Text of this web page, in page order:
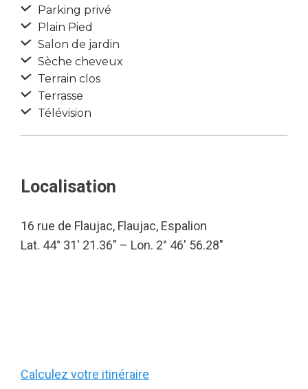
Parking privé
Plain Pied
Salon de jardin
Sèche cheveux
Terrain clos
Terrasse
Télévision
Localisation
16 rue de Flaujac, Flaujac, Espalion
Lat. 44° 31′ 21.36″ – Lon. 2° 46′ 56.28″
Calculez votre itinéraire